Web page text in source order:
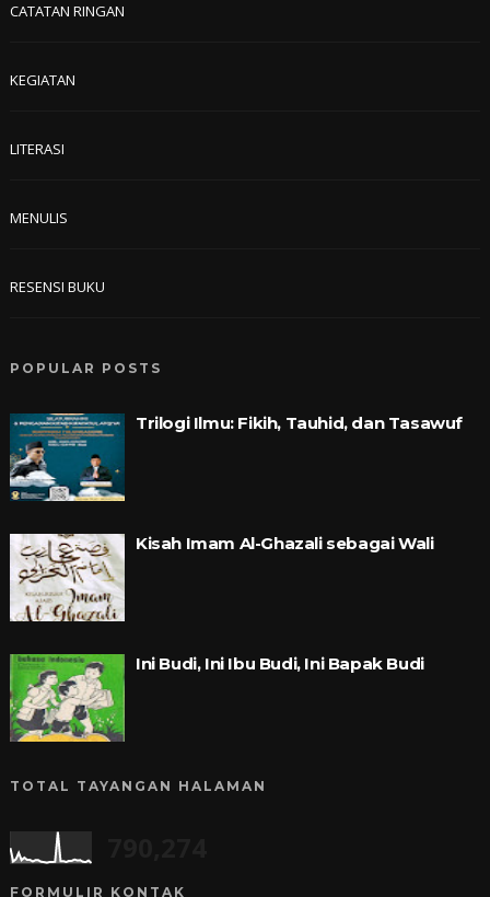
CATATAN RINGAN
KEGIATAN
LITERASI
MENULIS
RESENSI BUKU
POPULAR POSTS
Trilogi Ilmu: Fikih, Tauhid, dan Tasawuf
Kisah Imam Al-Ghazali sebagai Wali
Ini Budi, Ini Ibu Budi, Ini Bapak Budi
TOTAL TAYANGAN HALAMAN
FORMULIR KONTAK